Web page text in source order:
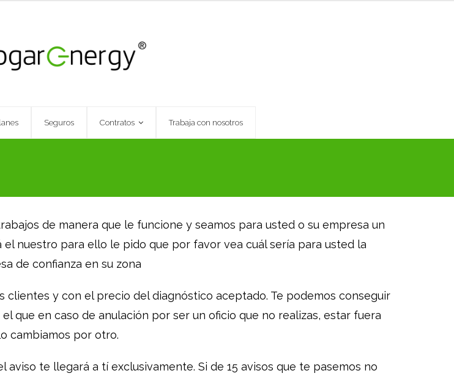
Seguros Contratos Trabaja con nosotros
de manera que le funcione y seamos para usted o su empresa un
nuestro para ello le pido que por favor vea cuál sería para usted la
de confianza en su zona
clientes y con el precio del diagnóstico aceptado. Te podemos conseguir
que en caso de anulación por ser un oficio que no realizas, estar fuera
cambiamos por otro.
te llegará a tí exclusivamente. Si de 15 avisos que te pasemos no